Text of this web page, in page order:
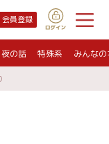
会員登録
夜の話 特殊系 みんな